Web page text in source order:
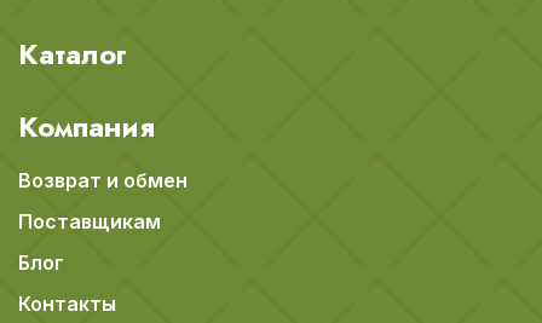
Каталог
Компания
Возврат и обмен
Поставщикам
Блог
Контакты